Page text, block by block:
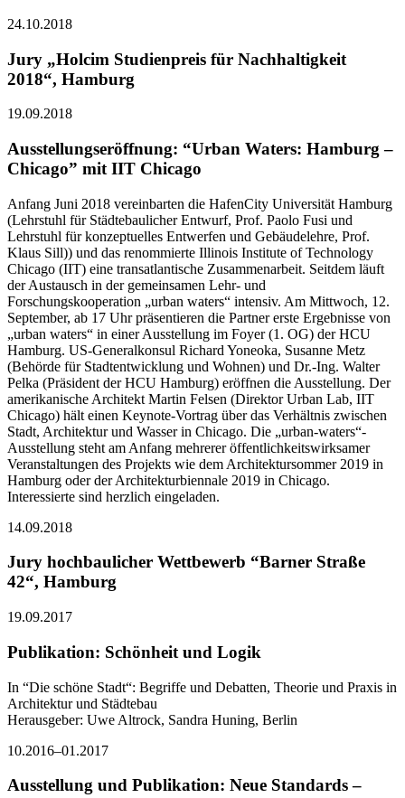
24.10.2018
Jury „Holcim Studienpreis für Nachhaltigkeit
2018“, Hamburg
19.09.2018
Ausstellungseröffnung: “Urban Waters: Hamburg –
Chicago” mit IIT Chicago
Anfang Juni 2018 vereinbarten die HafenCity Universität Hamburg
(Lehrstuhl für Städtebaulicher Entwurf, Prof. Paolo Fusi und
Lehrstuhl für konzeptuelles Entwerfen und Gebäudelehre, Prof.
Klaus Sill)) und das renommierte Illinois Institute of Technology
Chicago (IIT) eine transatlantische Zusammenarbeit. Seitdem läuft
der Austausch in der gemeinsamen Lehr- und
Forschungskooperation „urban waters“ intensiv. Am Mittwoch, 12.
September, ab 17 Uhr präsentieren die Partner erste Ergebnisse von
„urban waters“ in einer Ausstellung im Foyer (1. OG) der HCU
Hamburg. US-Generalkonsul Richard Yoneoka, Susanne Metz
(Behörde für Stadtentwicklung und Wohnen) und Dr.-Ing. Walter
Pelka (Präsident der HCU Hamburg) eröffnen die Ausstellung. Der
amerikanische Architekt Martin Felsen (Direktor Urban Lab, IIT
Chicago) hält einen Keynote-Vortrag über das Verhältnis zwischen
Stadt, Architektur und Wasser in Chicago. Die „urban-waters“-
Ausstellung steht am Anfang mehrerer öffentlichkeitswirksamer
Veranstaltungen des Projekts wie dem Architektursommer 2019 in
Hamburg oder der Architekturbiennale 2019 in Chicago.
Interessierte sind herzlich eingeladen.
14.09.2018
Jury hochbaulicher Wettbewerb “Barner Straße
42“, Hamburg
19.09.2017
Publikation: Schönheit und Logik
In “Die schöne Stadt“: Begriffe und Debatten, Theorie und Praxis in
Architektur und Städtebau
Herausgeber: Uwe Altrock, Sandra Huning, Berlin
10.2016–01.2017
Ausstellung und Publikation: Neue Standards –